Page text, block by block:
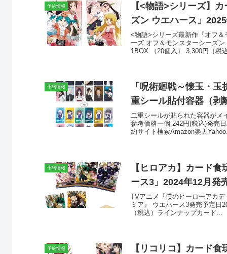
予約情報
【<物語>シリーズ】
ズン ウエハース」
<物語>シリーズ最新作『オフ
ーズ オフ＆モンスターシーズ
1BOX （20個入） 3,300円（税
予約情報
「呪術廻戦～懐玉・
重シール貼付容器（剥
二重シールが貼られた容器がメ
参考価格一個 242円(税込)発売
約サイト検索Amazon楽天
予約情報
【ヒロアカ】カード
ース3」2024年12月発
TVアニメ『僕のヒーローアカ
ミア』 ウエハース3発売予定日
（税込）ラインナップカード...
予約情報
【リコリコ】カード